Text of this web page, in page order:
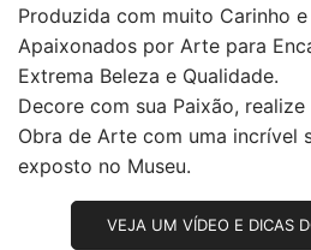
Produzida com muito Carinho
Apaixonados por Arte para
Extrema Beleza e Qualidade.
Decore com sua Paixão,
Obra de Arte com uma incrível
exposto no Museu.
VEJA UM VÍDEO E DICAS